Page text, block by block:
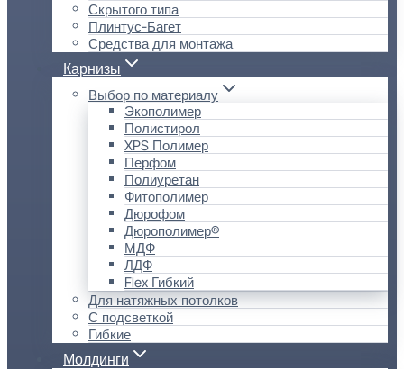
Скрытого типа
Плинтус-Багет
Средства для монтажа
Карнизы
Выбор по материалу
Экополимер
Полистирол
XPS Полимер
Перфом
Полиуретан
Фитополимер
Дюрофом
Дюрополимер®
МДФ
ЛДФ
Flex Гибкий
Для натяжных потолков
С подсветкой
Гибкие
Молдинги